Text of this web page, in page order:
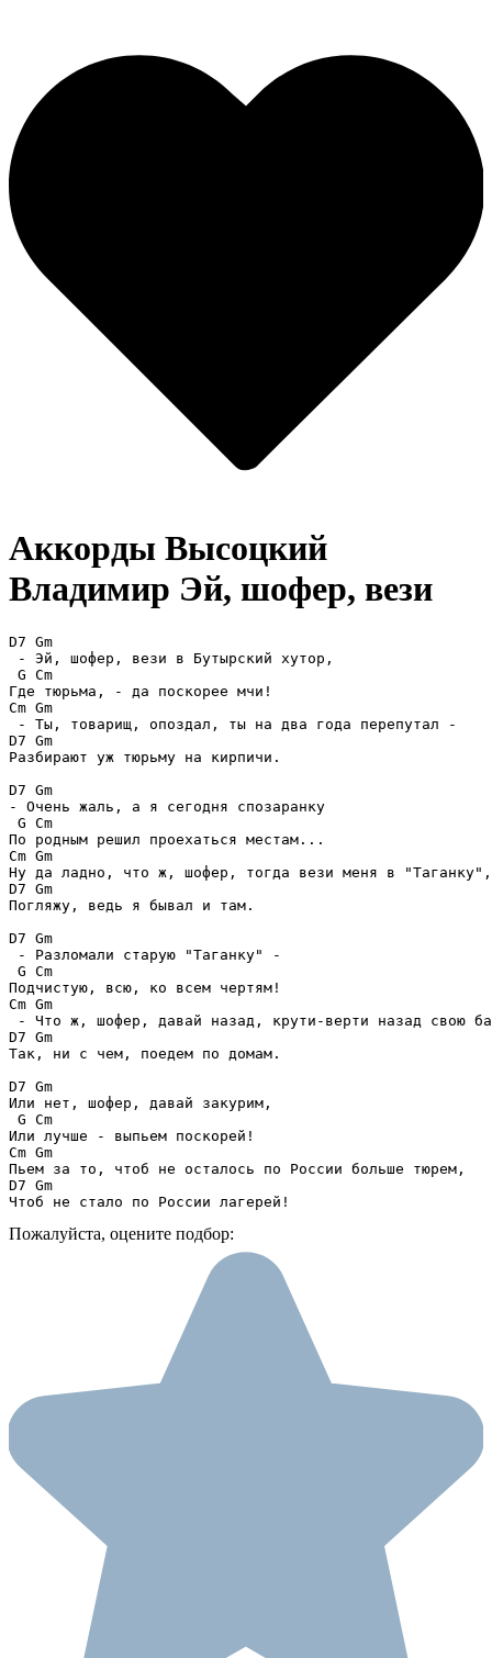
Аккорды Высоцкий
Владимир Эй, шофер, вези
D7 Gm
- Эй, шофер, вези в Бутырский хутор,
G Cm
Где тюрьма, - да поскорее мчи!
Cm Gm
- Ты, товарищ, опоздал, ты на два года перепутал -
D7 Gm
Разбирают уж тюрьму на кирпичи.
D7 Gm
- Очень жаль, а я сегодня спозаранку
G Cm
По родным решил проехаться местам...
Cm Gm
Ну да ладно, что ж, шофер, тогда вези меня в
D7 Gm
Погляжу, ведь я бывал и там.
D7 Gm
- Разломали старую "Таганку" -
G Cm
Подчистую, всю, ко всем чертям!
Cm Gm
- Что ж, шофер, давай назад, крути-верти назад свою
D7 Gm
Так, ни с чем, поедем по домам.
D7 Gm
Или нет, шофер, давай закурим,
G Cm
Или лучше - выпьем поскорей!
Cm Gm
Пьем за то, чтоб не осталось по России больше тюрем,
D7 Gm
Чтоб не стало по России лагерей!
Пожалуйста, оцените подбор: